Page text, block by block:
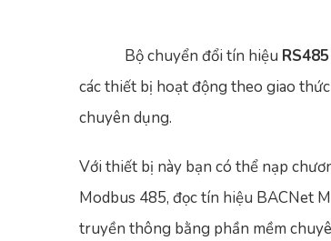
Bộ chuyển đổi tín hiệu
các thiết bị hoạt động theo giao
chuyên dụng.
Với thiết bị này bạn có thể nạp
Modbus 485, đọc tín hiệu BACNet
truyền thông bằng phần mềm